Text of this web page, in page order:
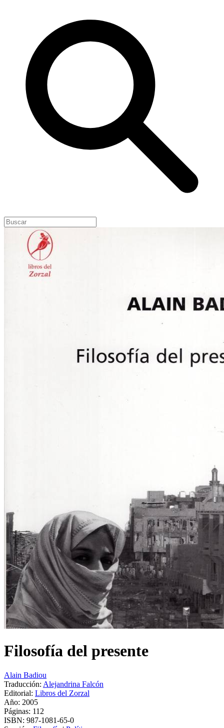
Filosofía del presente
Alain Badiou
Traducción: Alejandrina Falcón
Editorial: Libros del Zorzal
Año: 2005
Páginas: 112
ISBN: 987-1081-65-0